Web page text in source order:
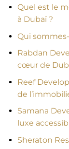
Quel est le
à Dubaï ?
Qui
Rabdan
cœur de
Reef
de
Samana
luxe
Sheraton